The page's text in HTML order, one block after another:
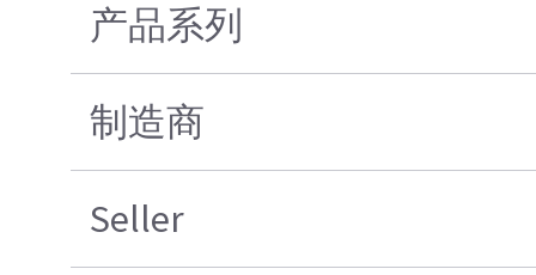
产品系列
制造商
Seller